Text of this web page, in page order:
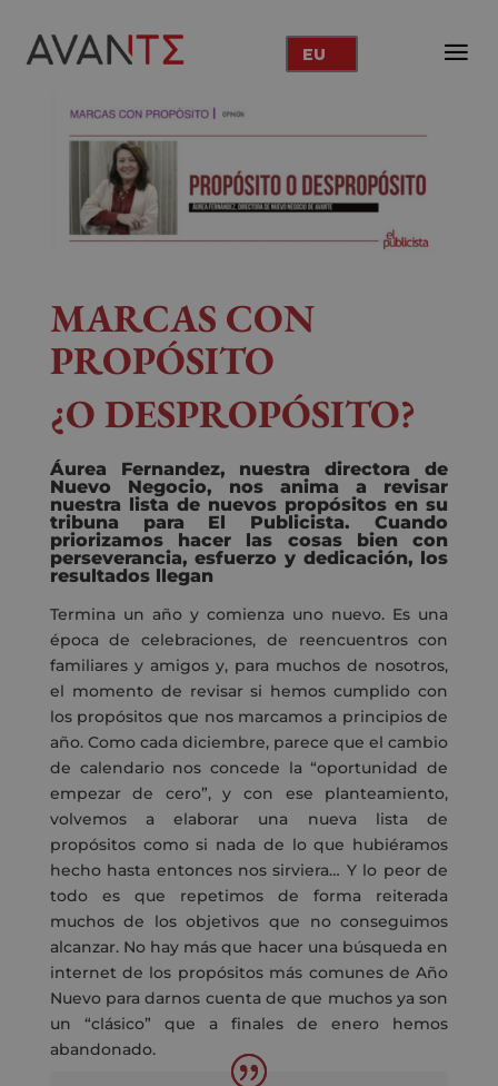
EU
MARCAS CON
PROPÓSITO
¿O DESPROPÓSITO?
Áurea Fernandez, nuestra directora de
Nuevo Negocio, nos anima a revisar
nuestra lista de nuevos propósitos en su
tribuna para El Publicista. Cuando
priorizamos hacer las cosas bien con
perseverancia, esfuerzo y dedicación, los
resultados llegan
Termina un año y comienza uno nuevo. Es una
época de celebraciones, de reencuentros con
familiares y amigos y, para muchos de nosotros,
el momento de revisar si hemos cumplido con
los propósitos que nos marcamos a principios de
año. Como cada diciembre, parece que el cambio
de calendario nos concede la “oportunidad de
empezar de cero”, y con ese planteamiento,
volvemos a elaborar una nueva lista de
propósitos como si nada de lo que hubiéramos
hecho hasta entonces nos sirviera… Y lo peor de
todo es que repetimos de forma reiterada
muchos de los objetivos que no conseguimos
alcanzar. No hay más que hacer una búsqueda en
internet de los propósitos más comunes de Año
Nuevo para darnos cuenta de que muchos ya son
un “clásico” que a finales de enero hemos
abandonado.